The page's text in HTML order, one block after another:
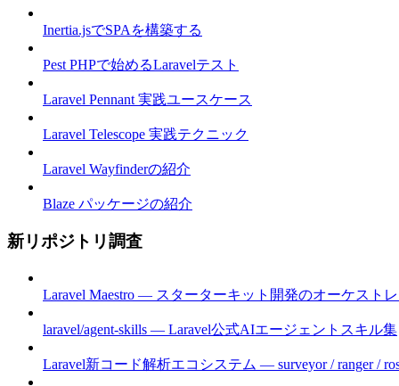
Inertia.jsでSPAを構築する
Pest PHPで始めるLaravelテスト
Laravel Pennant 実践ユースケース
Laravel Telescope 実践テクニック
Laravel Wayfinderの紹介
Blaze パッケージの紹介
新リポジトリ調査
Laravel Maestro — スターターキット開発のオーケスト
laravel/agent-skills — Laravel公式AIエージェントスキル集
Laravel新コード解析エコシステム — surveyor / ranger /